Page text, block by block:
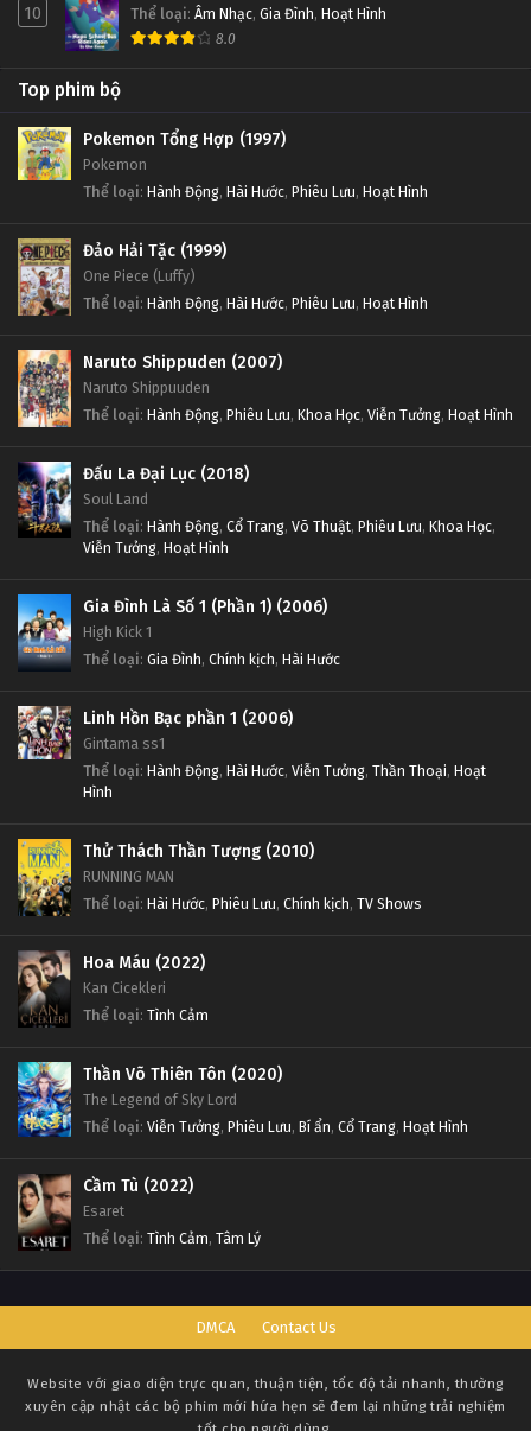
10 Thể loại: Âm Nhạc, Gia Đình, Hoạt Hình
8.0
Top phim bộ
Pokemon Tổng Hợp (1997)
Pokemon
Thể loại: Hành Động, Hài Hước, Phiêu Lưu, Hoạt Hình
Đảo Hải Tặc (1999)
One Piece (Luffy)
Thể loại: Hành Động, Hài Hước, Phiêu Lưu, Hoạt Hình
Naruto Shippuden (2007)
Naruto Shippuuden
Thể loại: Hành Động, Phiêu Lưu, Khoa Học, Viễn Tưởng, Hoạt Hình
Đấu La Đại Lục (2018)
Soul Land
Thể loại: Hành Động, Cổ Trang, Võ Thuật, Phiêu Lưu, Khoa Học,
Viễn Tưởng, Hoạt Hình
Gia Đình Là Số 1 (Phần 1) (2006)
High Kick 1
Thể loại: Gia Đình, Chính kịch, Hài Hước
Linh Hồn Bạc phần 1 (2006)
Gintama ss1
Thể loại: Hành Động, Hài Hước, Viễn Tưởng, Thần Thoại, Hoạt
Hình
Thử Thách Thần Tượng (2010)
RUNNING MAN
Thể loại: Hài Hước, Phiêu Lưu, Chính kịch, TV Shows
Hoa Máu (2022)
Kan Cicekleri
Thể loại: Tình Cảm
Thần Võ Thiên Tôn (2020)
The Legend of Sky Lord
Thể loại: Viễn Tưởng, Phiêu Lưu, Bí ẩn, Cổ Trang, Hoạt Hình
Cầm Tù (2022)
Esaret
Thể loại: Tình Cảm, Tâm Lý
DMCA Contact Us
Website với giao diện trực quan, thuận tiện, tốc độ tải nhanh, thường
xuyên cập nhật các bộ phim mới hứa hẹn sẽ đem lại những trải nghiệm